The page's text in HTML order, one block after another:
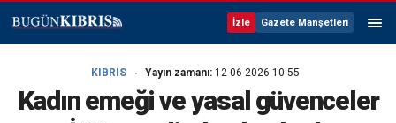
İzle Gazete Manşetleri
KIBRIS Yayın zamanı: 12-06-2026 10:55
Kadın emeği ve yasal güvenceler